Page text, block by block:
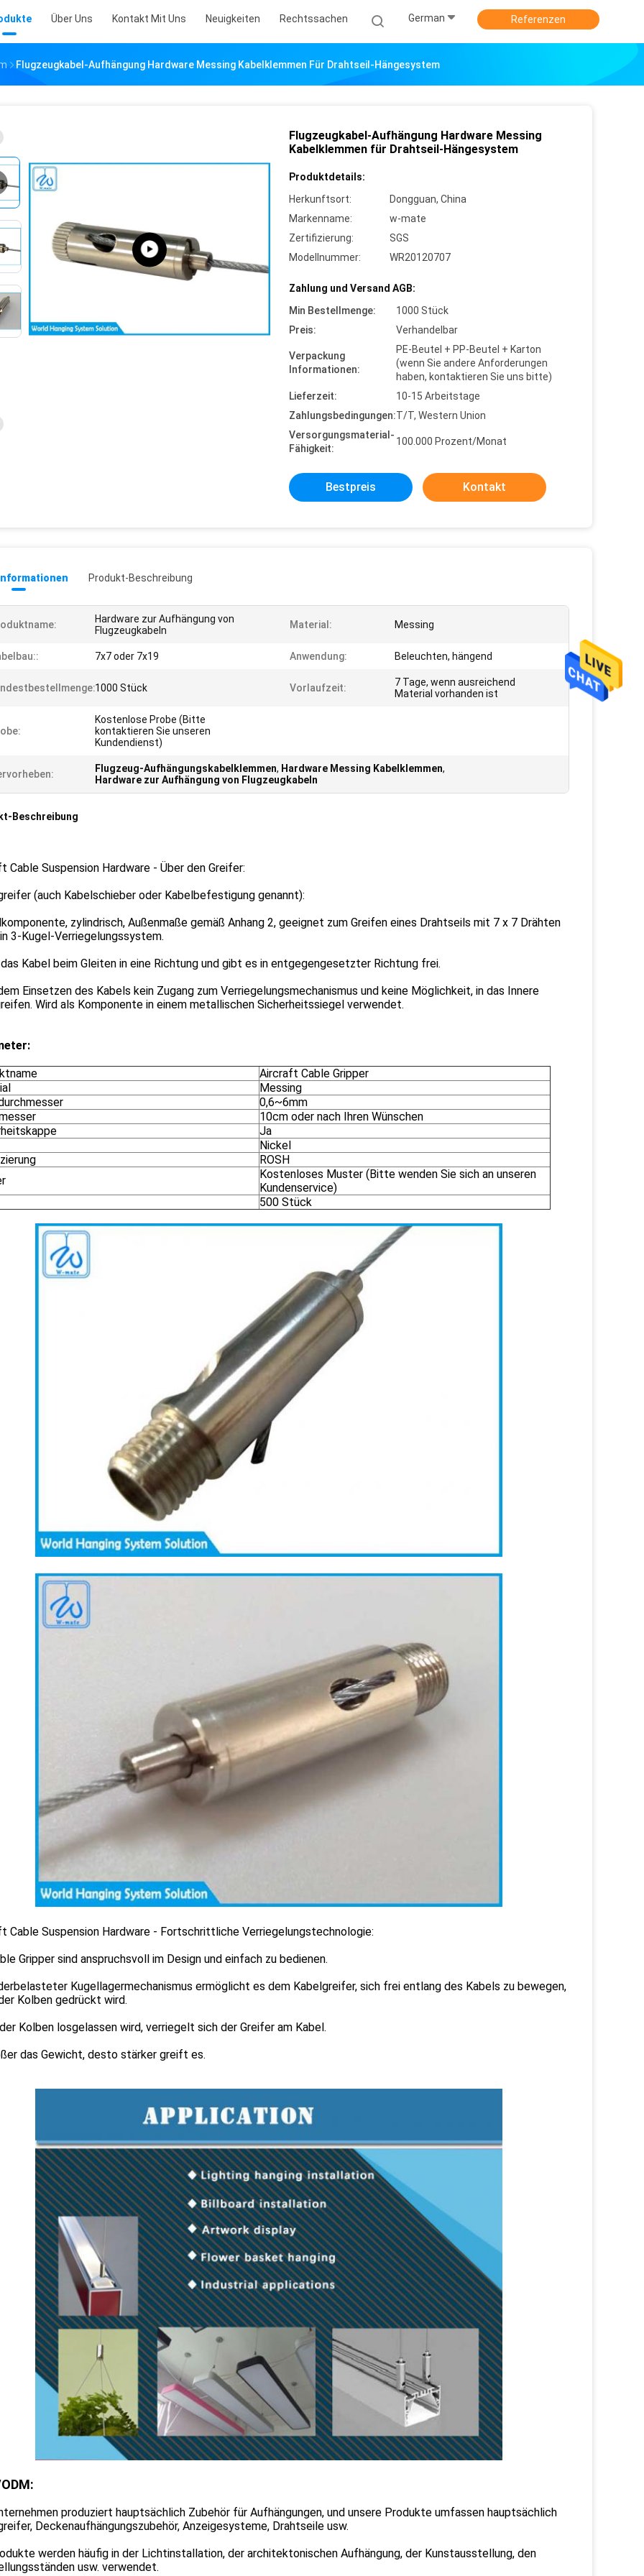
Über Uns Kontakt Mit Uns Neuigkeiten Rechtssachen German Referenzen
Flugzeugkabel-Aufhängung Hardware Messing Kabelklemmen Für Drahtseil-Hängesystem
Flugzeugkabel-Aufhängung Hardware Messing
Kabelklemmen für Drahtseil-Hängesystem
Produktdetails:
Herkunftsort:
Dongguan, China
Markenname:
w-mate
Zertifizierung:
SGS
Modellnummer:
WR20120707
Zahlung und Versand AGB:
Min Bestellmenge:
1000 Stück
Preis:
Verhandelbar
Verpackung
Informationen:
PE-Beutel + PP-Beutel + Karton
(wenn Sie andere Anforderungen
haben, kontaktieren Sie uns bitte)
Lieferzeit:
10-15 Arbeitstage
Zahlungsbedingungen:T/T, Western Union
Versorgungsmaterial-
Fähigkeit:
100.000 Prozent/Monat
Bestpreis Kontakt
Produkt-Beschreibung
Hardware zur Aufhängung von
Flugzeugkabeln
Material: Messing
7x7 oder 7x19 Anwendung: Beleuchten, hängend
1000 Stück Vorlaufzeit:
7 Tage, wenn ausreichend
Material vorhanden ist
Kostenlose Probe (Bitte
kontaktieren Sie unseren
Kundendienst)
Flugzeug-Aufhängungskabelklemmen, Hardware Messing Kabelklemmen,
Hardware zur Aufhängung von Flugzeugkabeln
Beschreibung
Cable Suspension Hardware - Über den Greifer:
(auch Kabelschieber oder Kabelbefestigung genannt):
zylindrisch, Außenmaße gemäß Anhang 2, geeignet zum Greifen eines Drahtseils mit 7 x 7 Drähten
3-Kugel-Verriegelungssystem.
Kabel beim Gleiten in eine Richtung und gibt es in entgegengesetzter Richtung frei.
Einsetzen des Kabels kein Zugang zum Verriegelungsmechanismus und keine Möglichkeit, in das Innere
Wird als Komponente in einem metallischen Sicherheitssiegel verwendet.
Aircraft Cable Gripper
Messing
0,6~6mm
10cm oder nach Ihren Wünschen
Ja
Nickel
ROSH
Kostenloses Muster (Bitte wenden Sie sich an unseren
Kundenservice)
500 Stück
Cable Suspension Hardware - Fortschrittliche Verriegelungstechnologie:
Gripper sind anspruchsvoll im Design und einfach zu bedienen.
Kugellagermechanismus ermöglicht es dem Kabelgreifer, sich frei entlang des Kabels zu bewegen,
Kolben gedrückt wird.
Kolben losgelassen wird, verriegelt sich der Greifer am Kabel.
das Gewicht, desto stärker greift es.
produziert hauptsächlich Zubehör für Aufhängungen, und unsere Produkte umfassen hauptsächlich
Deckenaufhängungszubehör, Anzeigesysteme, Drahtseile usw.
werden häufig in der Lichtinstallation, der architektonischen Aufhängung, der Kunstausstellung, den
usw. verwendet.